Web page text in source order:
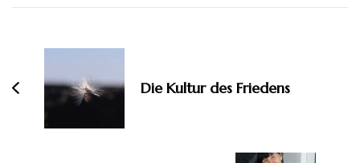
Die Kultur des Friedens